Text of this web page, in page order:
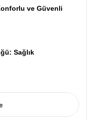
ve Güvenli
Sağlık